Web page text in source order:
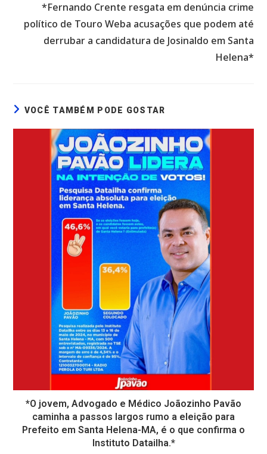
*Fernando Crente resgata em denúncia crime
político de Touro Weba acusações que podem até
derrubar a candidatura de Josinaldo em Santa
Helena*
VOCÊ TAMBÉM PODE GOSTAR
*O jovem, Advogado e Médico Joãozinho Pavão
caminha a passos largos rumo a eleição para
Prefeito em Santa Helena-MA, é o que confirma o
Instituto Datailha.*